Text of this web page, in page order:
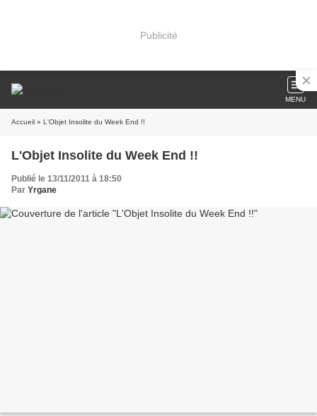
Publicité
MENU
Accueil » L'Objet Insolite du Week End !!
L'Objet Insolite du Week End !!
Publié le 13/11/2011 à 18:50
Par Yrgane